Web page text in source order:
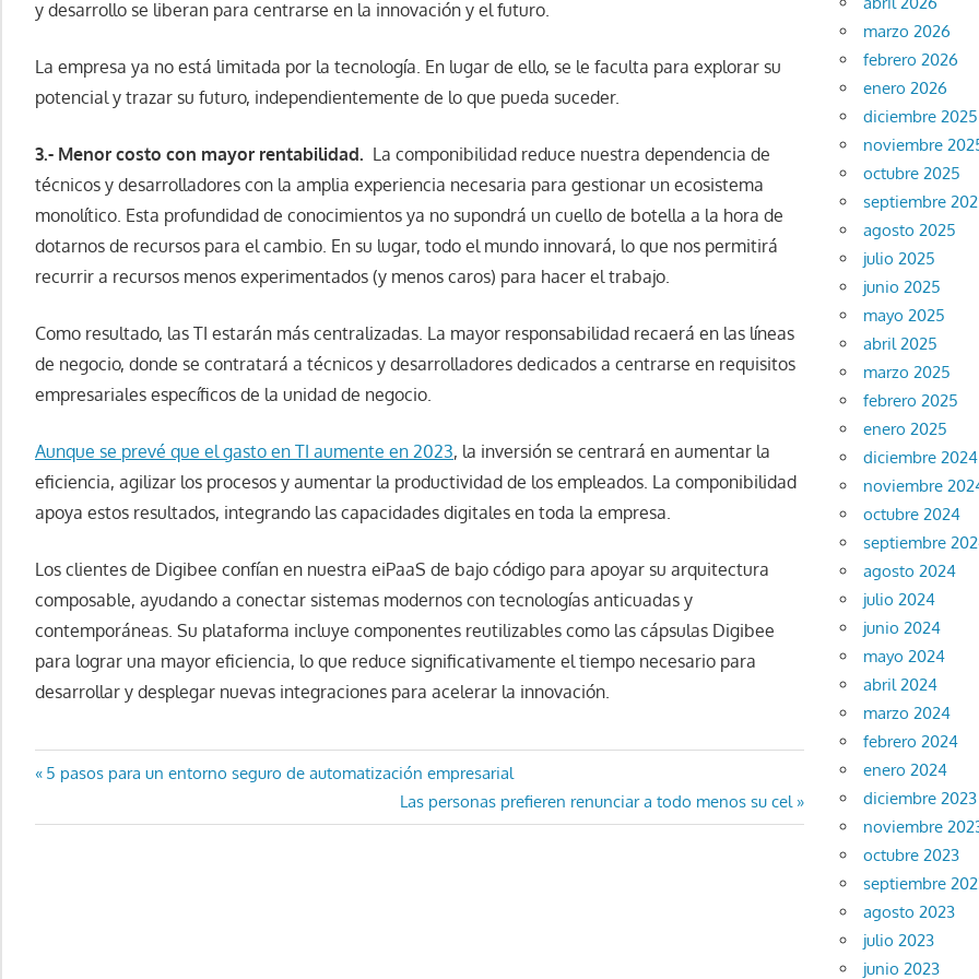
y desarrollo se liberan para centrarse en la innovación y el futuro.
La empresa ya no está limitada por la tecnología. En lugar de ello, se le faculta para explorar su
potencial y trazar su futuro, independientemente de lo que pueda suceder.
3.- Menor costo con mayor rentabilidad. La componibilidad reduce nuestra dependencia de
técnicos y desarrolladores con la amplia experiencia necesaria para gestionar un ecosistema
monolítico. Esta profundidad de conocimientos ya no supondrá un cuello de botella a la hora de
dotarnos de recursos para el cambio. En su lugar, todo el mundo innovará, lo que nos permitirá
recurrir a recursos menos experimentados (y menos caros) para hacer el trabajo.
Como resultado, las TI estarán más centralizadas. La mayor responsabilidad recaerá en las líneas
de negocio, donde se contratará a técnicos y desarrolladores dedicados a centrarse en requisitos
empresariales específicos de la unidad de negocio.
Aunque se prevé que el gasto en TI aumente en 2023, la inversión se centrará en aumentar la
eficiencia, agilizar los procesos y aumentar la productividad de los empleados. La componibilidad
apoya estos resultados, integrando las capacidades digitales en toda la empresa.
Los clientes de Digibee confían en nuestra eiPaaS de bajo código para apoyar su arquitectura
composable, ayudando a conectar sistemas modernos con tecnologías anticuadas y
contemporáneas. Su plataforma incluye componentes reutilizables como las cápsulas Digibee
para lograr una mayor eficiencia, lo que reduce significativamente el tiempo necesario para
desarrollar y desplegar nuevas integraciones para acelerar la innovación.
Navegación
de
Entrada
5 pasos para un entorno seguro de automatización empresarial
Entrada
siguiente:
Las personas prefieren renunciar a todo menos su cel
marzo 2026
febrero 2026
enero 2026
diciembre 2025
noviembre
octubre 2025
septiembre
agosto 2025
julio 2025
junio 2025
mayo 2025
abril 2025
marzo 2025
febrero 2025
enero 2025
diciembre 2024
noviembre
octubre 2024
septiembre
agosto 2024
julio 2024
junio 2024
mayo 2024
abril 2024
marzo 2024
febrero 2024
enero 2024
diciembre 2023
noviembre
octubre 2023
septiembre
agosto 2023
julio 2023
junio 2023